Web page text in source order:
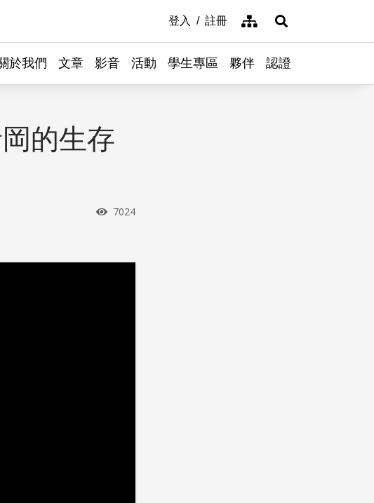
登入 註冊 網站導覽展開搜尋
於我們 文章 影音 活動 學生專區 夥伴 認證
的生存
瀏覽次數
7024